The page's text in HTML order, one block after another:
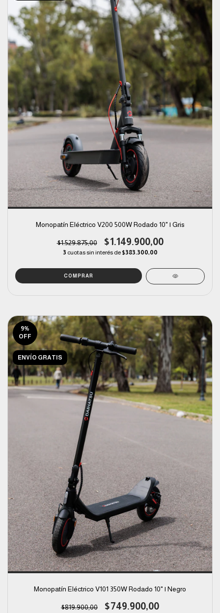
Monopatín Eléctrico V200 500W Rodado 10" | Gris
$1.529.875,00 $1.149.900,00
3 cuotas sin interés de $383.300,00
9%
OFF
ENVÍO GRATIS
Monopatín Eléctrico V101 350W Rodado 10" | Negro
$819.900,00 $749.900,00